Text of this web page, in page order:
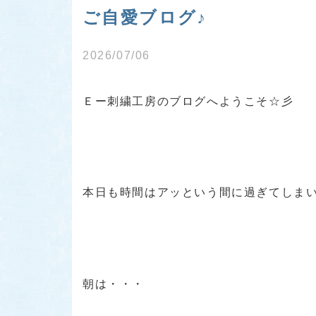
ご自愛ブログ♪
2026/07/06
Ｅー刺繍工房のブログへようこそ☆彡
本日も時間はアッという間に過ぎてしま
朝は・・・